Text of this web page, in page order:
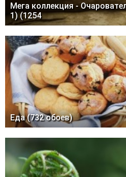
Мега коллекция -
1) (1254
Еда (732 обоев)